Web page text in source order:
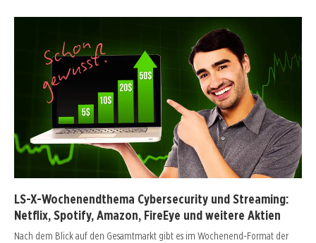
LS-X-Wochenendthema Cybersecurity und Streaming:
Netflix, Spotify, Amazon, FireEye und weitere Aktien
Nach dem Blick auf den Gesamtmarkt gibt es im Wochenend-Format der